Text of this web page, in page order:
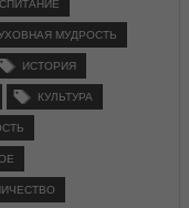
МУДРОСТЬ
ИСТОРИЯ
КУЛЬТУРА